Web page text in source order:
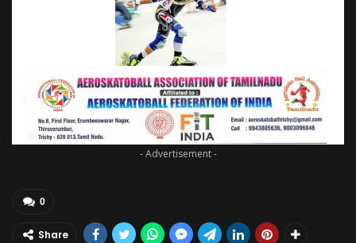
- Advertisement -
0
Share